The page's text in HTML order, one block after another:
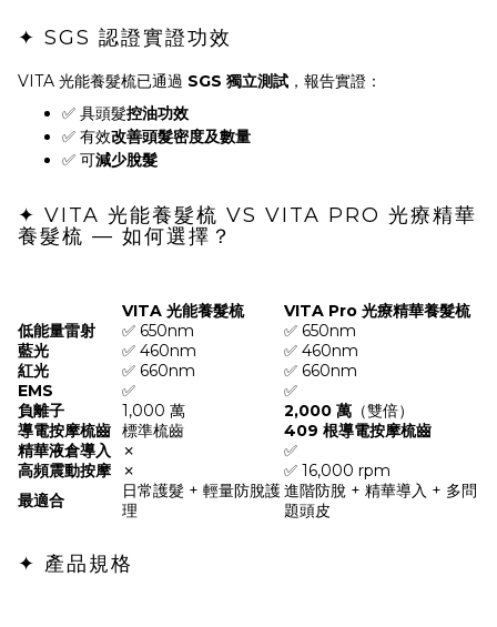
✦ SGS 認證實證功效
VITA 光能養髮梳已通過 SGS 獨立測試 ，報告實證：
✅ 具頭髮控油功效
✅ 有效改善頭髮密度及數量
✅ 可減少脫髮
✦ VITA 光能養髮梳 VS VITA PRO 光療精華
養髮梳 — 如何選擇？
VITA 光能養髮梳
VITA Pro 光療精華養髮梳
低能量雷射
✅ 650nm
✅ 650nm
藍光
✅ 460nm
✅ 460nm
紅光
✅ 660nm
✅ 660nm
EMS
✅
✅
負離子
1,000 萬 2,000 萬 （雙倍）
導電按摩梳齒 標準梳齒
409 根導電按摩梳齒
精華液倉導入
✗
✅
高頻震動按摩
✗
✅ 16,000 rpm
最適合
日常護髮 + 輕量防脫護
理
進階防脫 + 精華導入 + 多問
題頭皮
✦ 產品規格